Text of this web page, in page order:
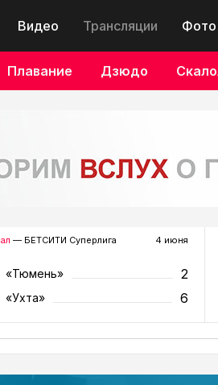
Видео Трансляции Фото
Плавание Дзюдо
— БЕТСИТИ Суперлига 4 июня
«Тюмень» 2
«Ухта» 6